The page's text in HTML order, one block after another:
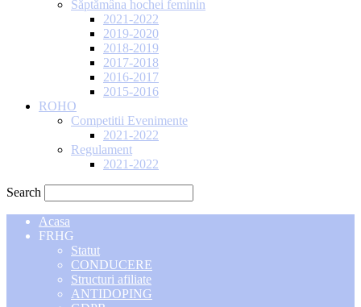
Săptămâna hochei feminin
2021-2022
2019-2020
2018-2019
2017-2018
2016-2017
2015-2016
ROHO
Competitii Evenimente
2021-2022
Regulament
2021-2022
Search
Acasa
FRHG
Statut
CONDUCERE
Structuri afiliate
ANTIDOPING